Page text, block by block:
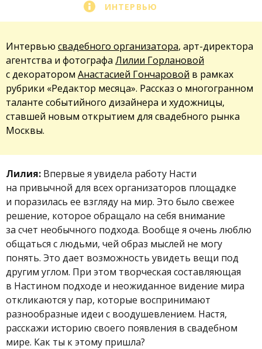
ИНТЕРВЬЮ
Интервью свадебного организатора, арт-директора
агентства и фотографа Лилии Горлановой
с декоратором Анастасией Гончаровой в рамках
рубрики «Редактор месяца». Рассказ о многогранном
таланте событийного дизайнера и художницы,
ставшей новым открытием для свадебного рынка
Москвы.
Лилия: Впервые я увидела работу Насти
на привычной для всех организаторов площадке
и поразилась ее взгляду на мир. Это было свежее
решение, которое обращало на себя внимание
за счет необычного подхода. Вообще я очень люблю
общаться с людьми, чей образ мыслей не могу
понять. Это дает возможность увидеть вещи под
другим углом. При этом творческая составляющая
в Настином подходе и неожиданное видение мира
откликаются у пар, которые воспринимают
разнообразные идеи с воодушевлением. Настя,
расскажи историю своего появления в свадебном
мире. Как ты к этому пришла?